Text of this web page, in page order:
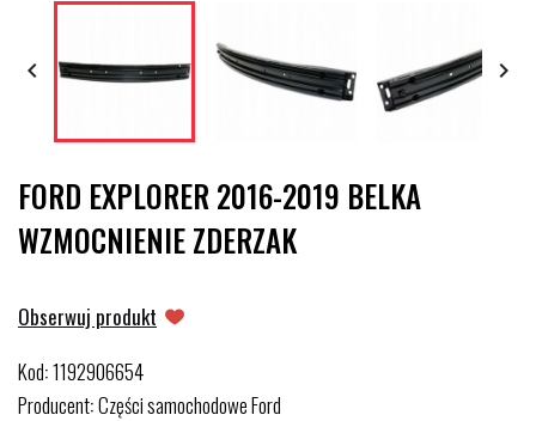
 
FORD EXPLORER 2016-2019 BELKA
WZMOCNIENIE ZDERZAK
Obserwuj produkt
Kod:1192906654
Producent:Części samochodowe Ford